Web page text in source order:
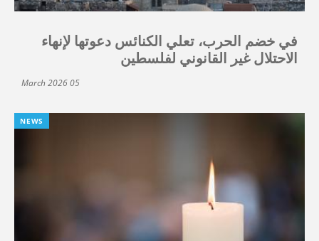
في خضم الحرب، تعلي الكنائس دعوتها لإنهاء
الاحتلال غير القانوني لفلسطين
05 March 2026
NEWS